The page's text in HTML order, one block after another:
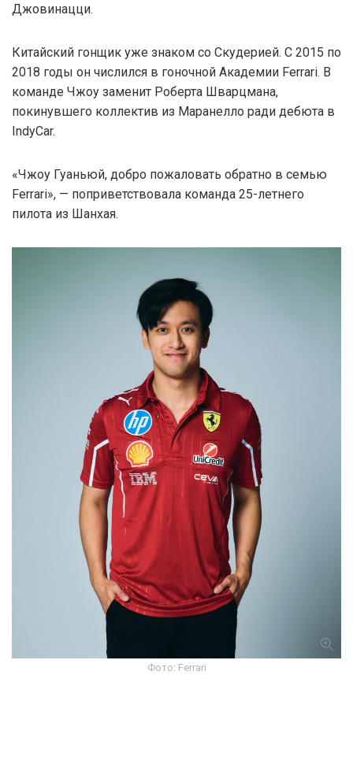
Джовинацци.
Китайский гонщик уже знаком со Скудерией. С 2015 по
2018 годы он числился в гоночной Академии Ferrari. В
команде Чжоу заменит Роберта Шварцмана,
покинувшего коллектив из Маранелло ради дебюта в
IndyCar.
«Чжоу Гуаньюй, добро пожаловать обратно в семью
Ferrari», — поприветствовала команда 25-летнего
пилота из Шанхая.
Фото: Ferrari